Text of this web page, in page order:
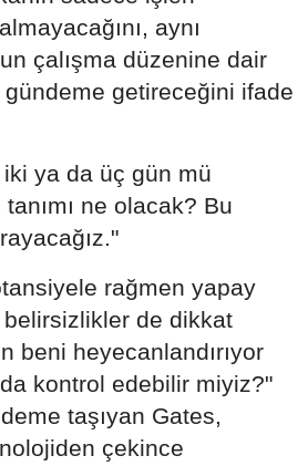
aynı
çalışma düzenine dair
gündeme getireceğini ifade
ya da üç gün mü
ne olacak? Bu
rağmen yapay
belirsizlikler de dikkat
beni heyecanlandırıyor
kontrol edebilir miyiz?"
taşıyan Gates,
çekince